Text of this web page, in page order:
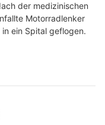
der medizinischen
Motorradlenker
ein Spital geflogen.